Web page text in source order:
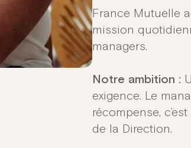
France Mutuelle
mission
managers.
Notre ambition :
exigence. ​Le
récompense,
de la Direction. ​